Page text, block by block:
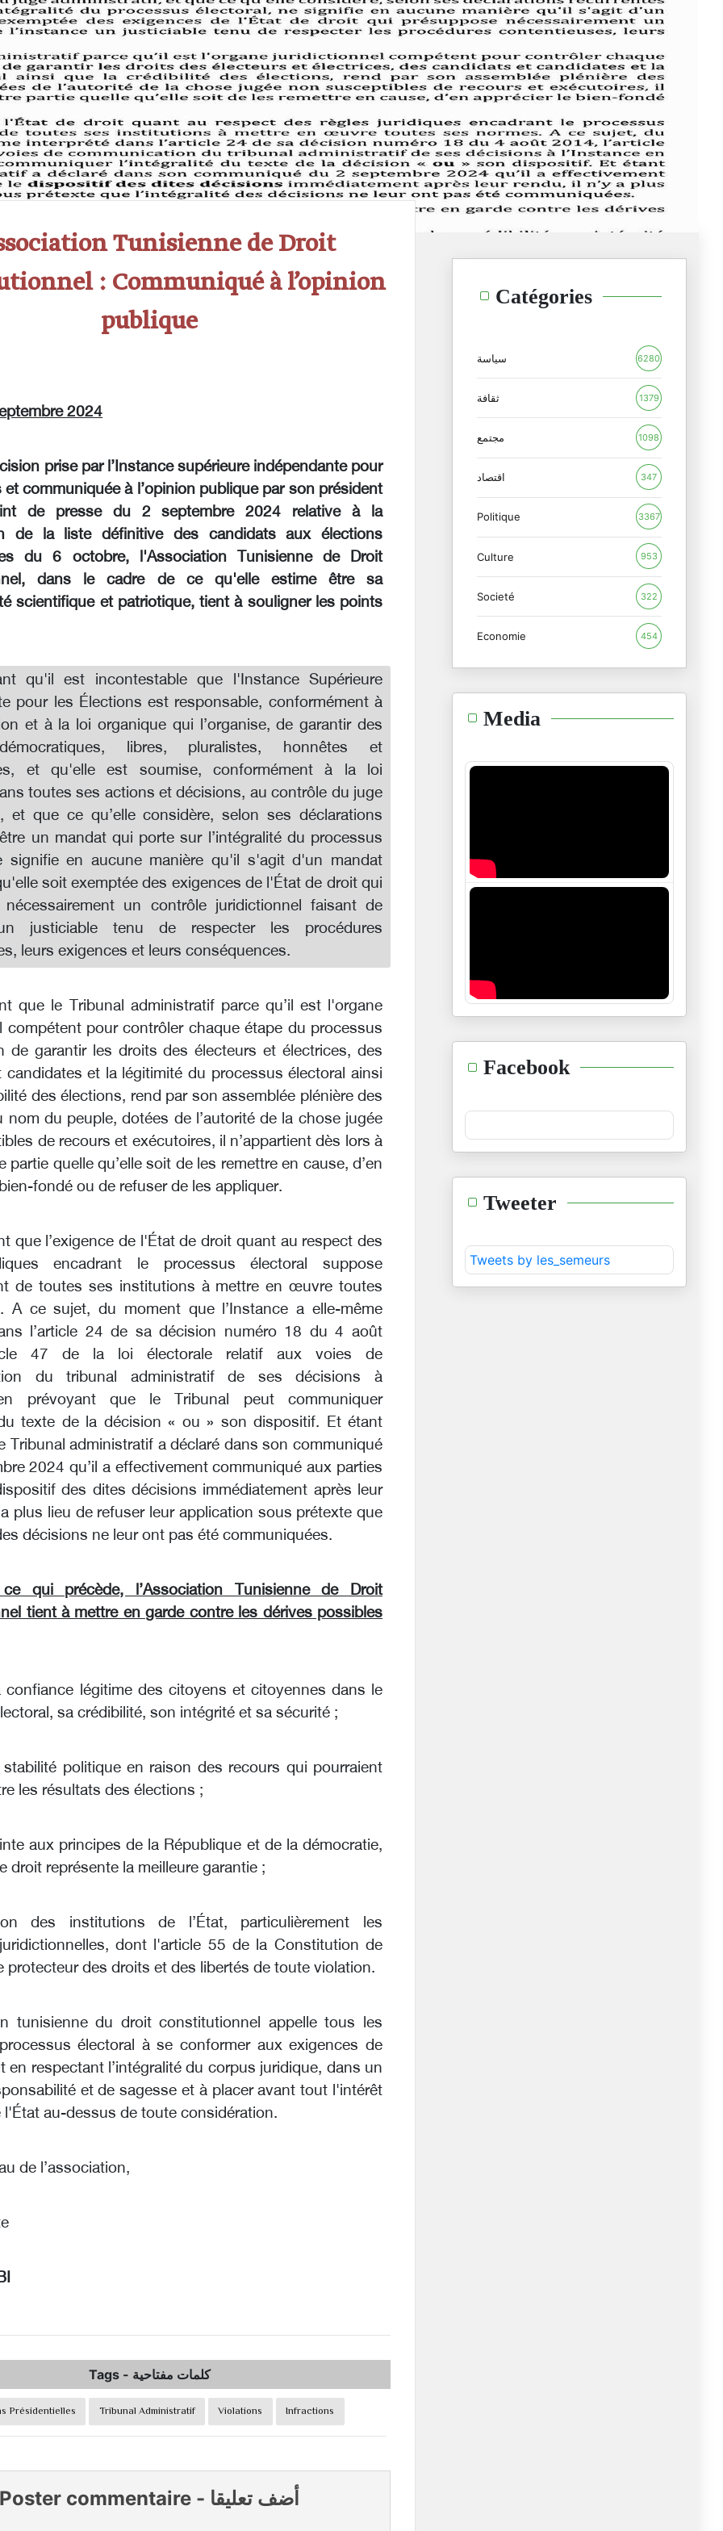
Tunisienne de Droit
: Communiqué à l’opinion
publique
2024
prise par l’Instance supérieure indépendante pour
et communiquée à l’opinion publique par son président
de presse du 2 septembre 2024 relative à la
de la liste définitive des candidats aux élections
du 6 octobre, l'Association Tunisienne de Droit
dans le cadre de ce qu'elle estime être sa
scientifique et patriotique, tient à souligner les points
qu'il est incontestable que l'Instance Supérieure
pour les Élections est responsable, conformément à
et à la loi organique qui l’organise, de garantir des
libres, pluralistes, honnêtes et
et qu'elle est soumise, conformément à la loi
toutes ses actions et décisions, au contrôle du juge
et que ce qu’elle considère, selon ses déclarations
un mandat qui porte sur l’intégralité du processus
signifie en aucune manière qu'il s'agit d'un mandat
soit exemptée des exigences de l'État de droit qui
nécessairement un contrôle juridictionnel faisant de
justiciable tenu de respecter les procédures
leurs exigences et leurs conséquences.
que le Tribunal administratif parce qu’il est l'organe
compétent pour contrôler chaque étape du processus
de garantir les droits des électeurs et électrices, des
candidates et la légitimité du processus électoral ainsi
des élections, rend par son assemblée plénière des
nom du peuple, dotées de l’autorité de la chose jugée
de recours et exécutoires, il n’appartient dès lors à
partie quelle qu’elle soit de les remettre en cause, d’en
fondé ou de refuser de les appliquer.
que l’exigence de l'État de droit quant au respect des
encadrant le processus électoral suppose
de toutes ses institutions à mettre en œuvre toutes
A ce sujet, du moment que l’Instance a elle-même
l’article 24 de sa décision numéro 18 du 4 août
47 de la loi électorale relatif aux voies de
du tribunal administratif de ses décisions à
prévoyant que le Tribunal peut communiquer
texte de la décision « ou » son dispositif. Et étant
Tribunal administratif a déclaré dans son communiqué
2024 qu’il a effectivement communiqué aux parties
des dites décisions immédiatement après leur
plus lieu de refuser leur application sous prétexte que
décisions ne leur ont pas été communiquées.
qui précède, l’Association Tunisienne de Droit
tient à mettre en garde contre les dérives possibles
confiance légitime des citoyens et citoyennes dans le
sa crédibilité, son intégrité et sa sécurité ;
politique en raison des recours qui pourraient
les résultats des élections ;
aux principes de la République et de la démocratie,
droit représente la meilleure garantie ;
des institutions de l’État, particulièrement les
dont l'article 55 de la Constitution de
protecteur des droits et des libertés de toute violation.
tunisienne du droit constitutionnel appelle tous les
électoral à se conformer aux exigences de
en respectant l’intégralité du corpus juridique, dans un
et de sagesse et à placer avant tout l'intérêt
l'État au-dessus de toute considération.
de l’association,
Tags- كلمات مفتاحية
Présidentielles Tribunal Administratif Violations Infractions
Poster commentaire - أضف تعليقا
Catégories
سياسة 6280
ثقافة 1379
مجتمع 1098
اقتصاد 347
Politique 3367
Culture 953
Societé 322
Economie 454
Media
Facebook
Tweeter
Tweets by les_semeurs